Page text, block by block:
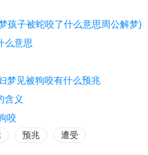
孩子被蛇咬了什么意思周公解梦)
么意思
梦见被狗咬有什么预兆
含义
咬
预兆 遭受